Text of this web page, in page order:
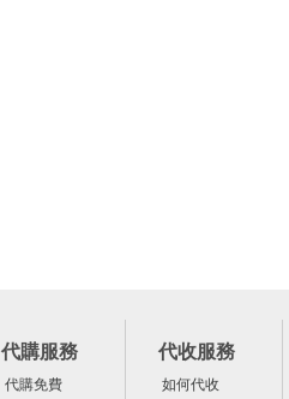
代購服務
代購免費
代收服務
如何代收